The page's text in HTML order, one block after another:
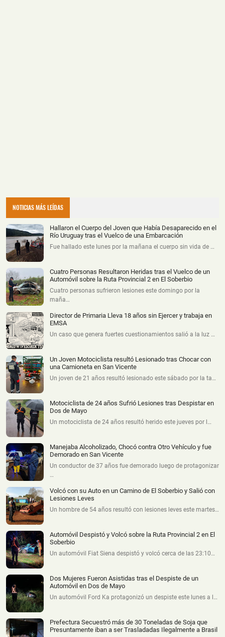
NOTICIAS MÁS LEÍDAS
Hallaron el Cuerpo del Joven que Había Desaparecido en el
Río Uruguay tras el Vuelco de una Embarcación
Fue hallado este lunes por la mañana el cuerpo sin vida de …
Cuatro Personas Resultaron Heridas tras el Vuelco de un
Automóvil sobre la Ruta Provincial 2 en El Soberbio
Cuatro personas sufrieron lesiones este domingo por la
maña…
Director de Primaria Lleva 18 años sin Ejercer y trabaja en
EMSA
Un caso que genera fuertes cuestionamientos salió a la luz …
Un Joven Motociclista resultó Lesionado tras Chocar con
una Camioneta en San Vicente
Un joven de 21 años resultó lesionado este sábado por la ta…
Motociclista de 24 años Sufrió Lesiones tras Despistar en
Dos de Mayo
Un motociclista de 24 años resultó herido este jueves por l…
Manejaba Alcoholizado, Chocó contra Otro Vehículo y fue
Demorado en San Vicente
Un conductor de 37 años fue demorado luego de protagonizar
…
Volcó con su Auto en un Camino de El Soberbio y Salió con
Lesiones Leves
Un hombre de 54 años resultó con lesiones leves este martes…
Automóvil Despistó y Volcó sobre la Ruta Provincial 2 en El
Soberbio
Un automóvil Fiat Siena despistó y volcó cerca de las 23:10…
Dos Mujeres Fueron Asistidas tras el Despiste de un
Automóvil en Dos de Mayo
Un automóvil Ford Ka protagonizó un despiste este lunes a l…
Prefectura Secuestró más de 30 Toneladas de Soja que
Presuntamente iban a ser Trasladadas Ilegalmente a Brasil